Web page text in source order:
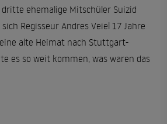
ehemalige Mitschüler Suizid
Regisseur Andres Veiel 17 Jahre
alte Heimat nach Stuttgart-
es so weit kommen, was waren das